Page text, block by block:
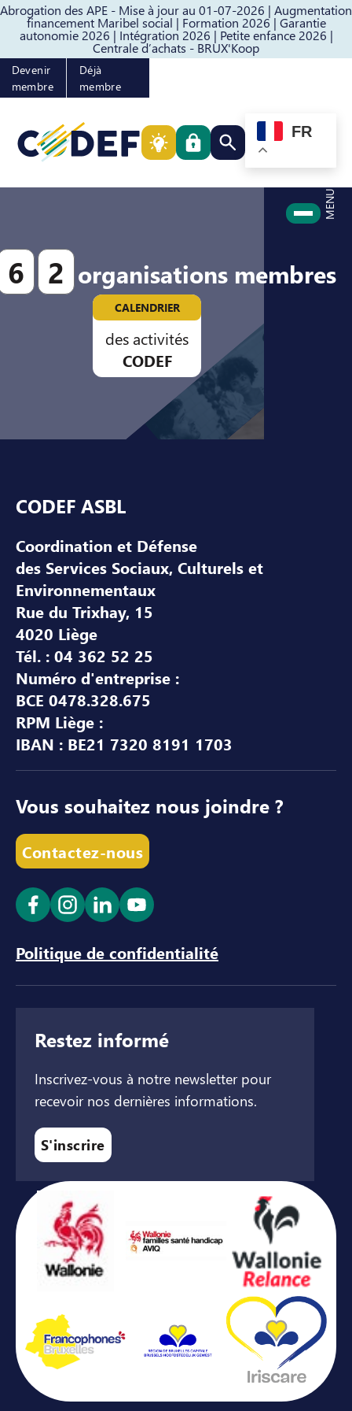
Abrogation des APE - Mise à jour au 01-07-2026 | Augmentation
financement Maribel social | Formation 2026 | Garantie
autonomie 2026 | Intégration 2026 | Petite enfance 2026 |
Centrale d’achats - BRUX'Koop
Passer au contenuPasser au pied de page
Devenir
membre
Déjà
membre
Rechercher quelque
FR
MENU
6 2 organisations membres
CALENDRIER
des activités
CODEF
CODEF ASBL
Coordination et Défense
des Services Sociaux, Culturels et
Environnementaux
Rue du Trixhay, 15
4020 Liège
Tél. : 04 362 52 25
Numéro d'entreprise :
BCE 0478.328.675
RPM Liège :
IBAN : BE21 7320 8191 1703
Vous souhaitez nous joindre ?
Contactez-nous
Ouvrir le lien dans un nouvel onglet
Ouvrir le lien dans un nouvel onglet
Ouvrir le lien dans un nouvel
Ouvrir le lien dans un
Politique de confidentialité
Restez informé
Inscrivez-vous à notre newsletter pour
recevoir nos dernières informations.
S'inscrire
Avec le soutien de ...